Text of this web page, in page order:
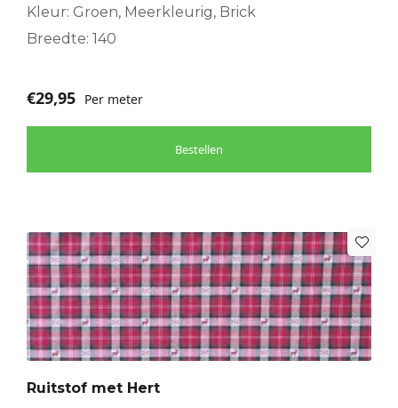
Kleur: Groen, Meerkleurig, Brick
Breedte: 140
€29,95 Per meter
Bestellen
Ruitstof met Hert